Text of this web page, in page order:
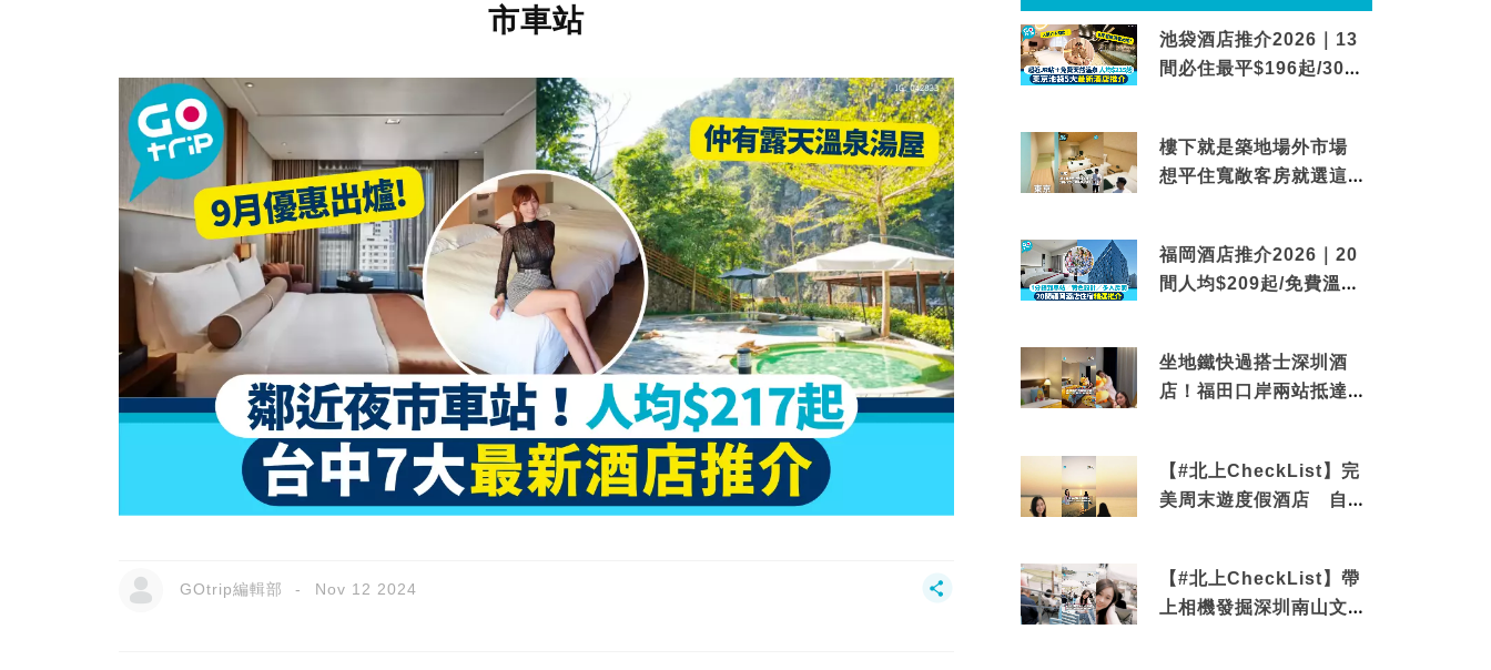
市車站
GOtrip編輯部 Nov 12 2024
池袋酒店推介2026｜13
間必住最平$196起/30秒
樓下就是築地場外市場
想平住寬敞客房就選這間
福岡酒店推介2026｜20
間人均$209起/免費溫泉/
坐地鐵快過搭士深圳酒
店！福田口岸兩站抵達
【#北上CheckList】完
美周末遊度假酒店 自帶
【#北上CheckList】帶
上相機發掘深圳南山文藝